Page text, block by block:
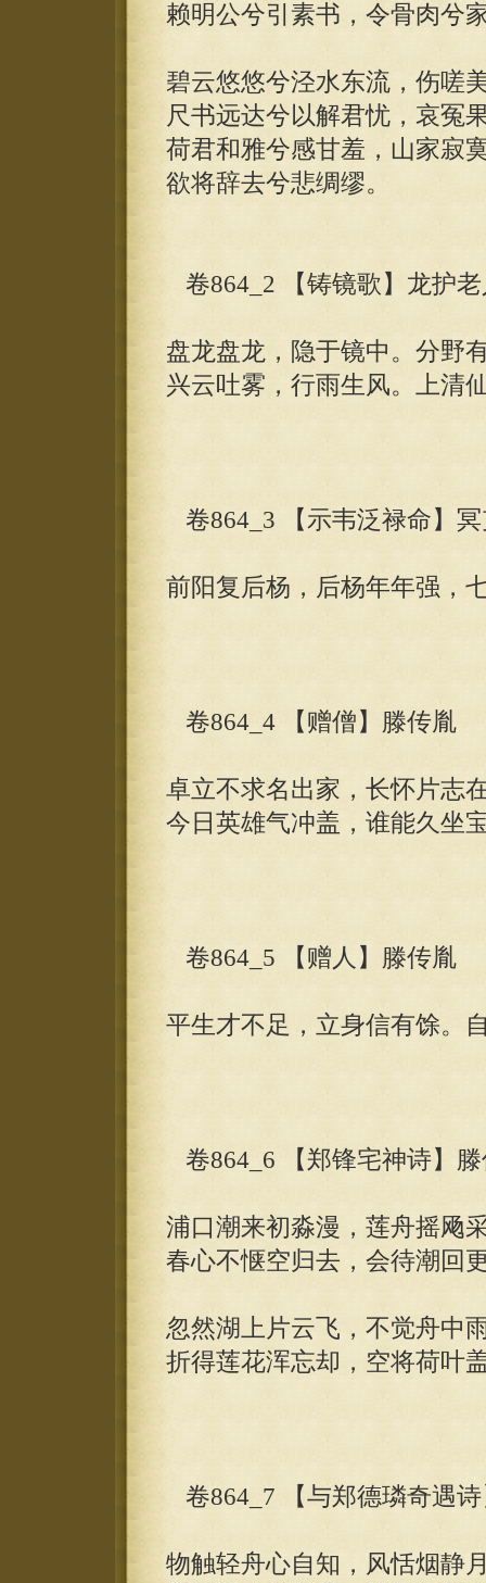
赖明公兮引素书，令骨肉兮
碧云悠悠兮泾水东流，伤嗟
尺书远达兮以解君忧，哀冤
荷君和雅兮感甘羞，山家寂
欲将辞去兮悲绸缪。
卷864_2 【铸镜歌】龙护
盘龙盘龙，隐于镜中。分野
兴云吐雾，行雨生风。上清
卷864_3 【示韦泛禄命】
前阳复后杨，后杨年年强，
卷864_4 【赠僧】滕传胤
卓立不求名出家，长怀片志
今日英雄气冲盖，谁能久坐
卷864_5 【赠人】滕传胤
平生才不足，立身信有馀。
卷864_6 【郑锋宅神诗】
浦口潮来初淼漫，莲舟摇飏
春心不惬空归去，会待潮回
忽然湖上片云飞，不觉舟中
折得莲花浑忘却，空将荷叶
卷864_7 【与郑德璘奇遇
物触轻舟心自知，风恬烟静